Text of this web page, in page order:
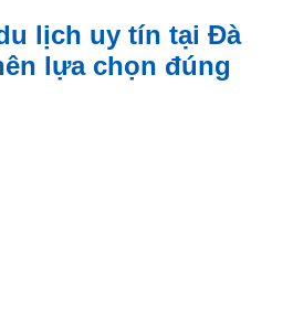
lịch uy tín tại Đà
lựa chọn đúng